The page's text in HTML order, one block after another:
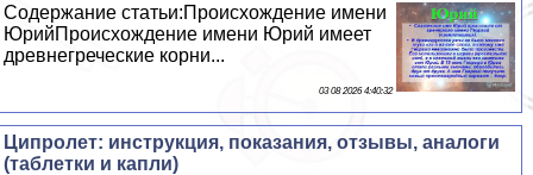
Содержание статьи:Происхождение имени
ЮрийПроисхождение имени Юрий имеет
древнегреческие корни...
03 08 2026 4:40:32
Ципролет: инструкция, показания, отзывы, аналоги
(таблетки и капли)